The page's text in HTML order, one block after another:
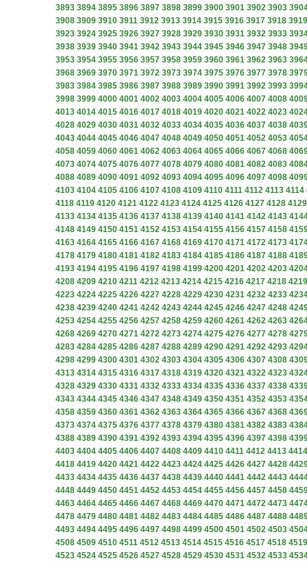
3893 3894 3895 3896 3897 3898 3899 3900 3901 3902 3903
3908 3909 3910 3911 3912 3913 3914 3915 3916 3917 3918 3919
3923 3924 3925 3926 3927 3928 3929 3930 3931 3932 3933
3938 3939 3940 3941 3942 3943 3944 3945 3946 3947 3948
3953 3954 3955 3956 3957 3958 3959 3960 3961 3962 3963
3968 3969 3970 3971 3972 3973 3974 3975 3976 3977 3978
3983 3984 3985 3986 3987 3988 3989 3990 3991 3992 3993
3998 3999 4000 4001 4002 4003 4004 4005 4006 4007 4008
4013 4014 4015 4016 4017 4018 4019 4020 4021 4022 4023
4028 4029 4030 4031 4032 4033 4034 4035 4036 4037 4038
4043 4044 4045 4046 4047 4048 4049 4050 4051 4052 4053
4058 4059 4060 4061 4062 4063 4064 4065 4066 4067 4068
4073 4074 4075 4076 4077 4078 4079 4080 4081 4082 4083
4088 4089 4090 4091 4092 4093 4094 4095 4096 4097 4098
4103 4104 4105 4106 4107 4108 4109 4110 4111 4112 4113 4114
4118 4119 4120 4121 4122 4123 4124 4125 4126 4127 4128 4129
4133 4134 4135 4136 4137 4138 4139 4140 4141 4142 4143
4148 4149 4150 4151 4152 4153 4154 4155 4156 4157 4158
4163 4164 4165 4166 4167 4168 4169 4170 4171 4172 4173
4178 4179 4180 4181 4182 4183 4184 4185 4186 4187 4188
4193 4194 4195 4196 4197 4198 4199 4200 4201 4202 4203
4208 4209 4210 4211 4212 4213 4214 4215 4216 4217 4218 4219
4223 4224 4225 4226 4227 4228 4229 4230 4231 4232 4233
4238 4239 4240 4241 4242 4243 4244 4245 4246 4247 4248
4253 4254 4255 4256 4257 4258 4259 4260 4261 4262 4263
4268 4269 4270 4271 4272 4273 4274 4275 4276 4277 4278
4283 4284 4285 4286 4287 4288 4289 4290 4291 4292 4293
4298 4299 4300 4301 4302 4303 4304 4305 4306 4307 4308
4313 4314 4315 4316 4317 4318 4319 4320 4321 4322 4323
4328 4329 4330 4331 4332 4333 4334 4335 4336 4337 4338
4343 4344 4345 4346 4347 4348 4349 4350 4351 4352 4353
4358 4359 4360 4361 4362 4363 4364 4365 4366 4367 4368
4373 4374 4375 4376 4377 4378 4379 4380 4381 4382 4383
4388 4389 4390 4391 4392 4393 4394 4395 4396 4397 4398
4403 4404 4405 4406 4407 4408 4409 4410 4411 4412 4413 4414
4418 4419 4420 4421 4422 4423 4424 4425 4426 4427 4428
4433 4434 4435 4436 4437 4438 4439 4440 4441 4442 4443
4448 4449 4450 4451 4452 4453 4454 4455 4456 4457 4458
4463 4464 4465 4466 4467 4468 4469 4470 4471 4472 4473
4478 4479 4480 4481 4482 4483 4484 4485 4486 4487 4488
4493 4494 4495 4496 4497 4498 4499 4500 4501 4502 4503
4508 4509 4510 4511 4512 4513 4514 4515 4516 4517 4518 4519
4523 4524 4525 4526 4527 4528 4529 4530 4531 4532 4533